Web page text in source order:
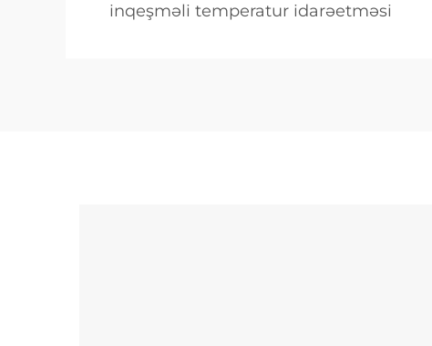
inqeşməli temperatur idarəetməsi